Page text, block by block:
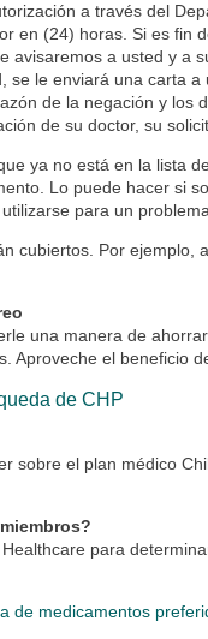
a través del
en (24) horas. Si es fin
avisaremos a usted y a
se le enviará una carta a
de la negación y los
de su doctor, su
ya no está en la lista
Lo puede hacer si
para un
cubiertos. Por
una manera de
Aproveche el beneficio
de CHP
sobre el plan médico
para
de medicamentos